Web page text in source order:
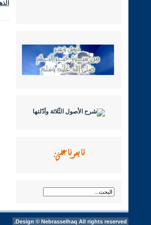
تابعونا على:
Design © Nebrasselhaq All rights reserved.